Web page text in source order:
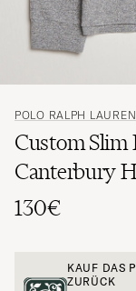
POLO RALPH LAUREN
Custom Slim
Canterbury
130€
KAUF DAS
ZURÜCK